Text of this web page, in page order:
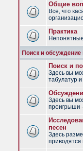
Общие
Все, что
Практика
Поиск и обсуждение
Поиск и
Здесь вы
табулатур и
Здесь вы
проигрыши
песен
Здесь
приводятся